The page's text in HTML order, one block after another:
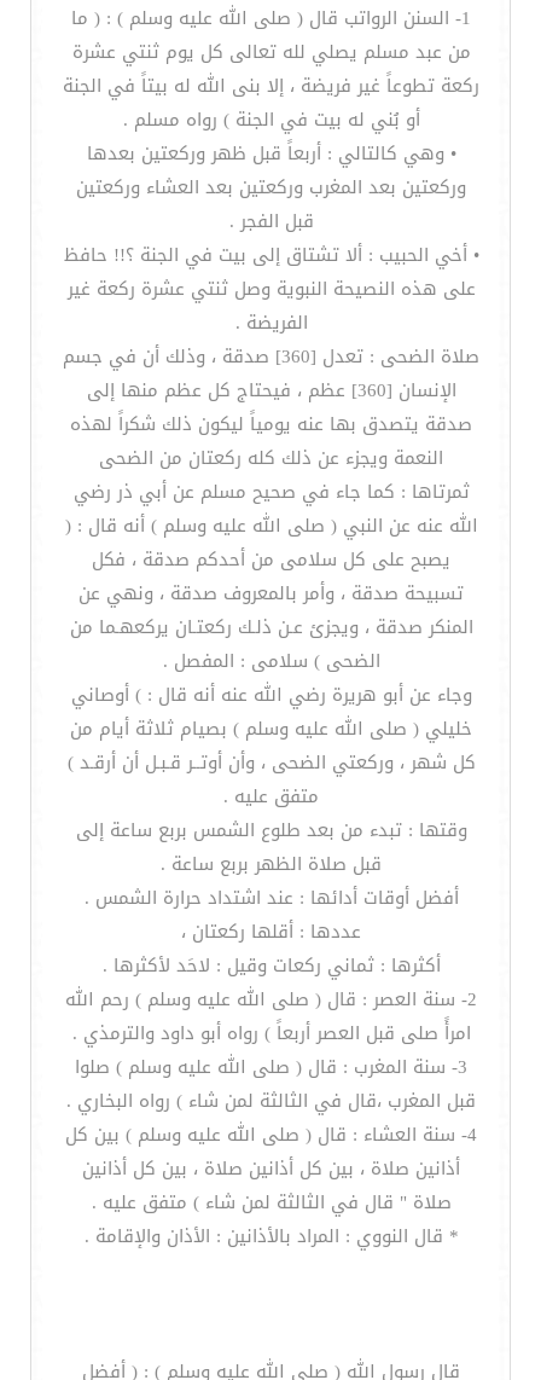
1- السنن الرواتب قال ( صلى الله عليه وسلم ) : ( ما
من عبد مسلم يصلي لله تعالى كل يوم ثنتي عشرة
ركعة تطوعاً غير فريضة ، إلا بنى الله له بيتاً في الجنة
أو بُني له بيت في الجنة ) رواه مسلم .
• وهي كالتالي : أربعاً قبل ظهر وركعتين بعدها
وركعتين بعد المغرب وركعتين بعد العشاء وركعتين
قبل الفجر .
• أخي الحبيب : ألا تشتاق إلى بيت في الجنة ؟!! حافظ
على هذه النصيحة النبوية وصل ثنتي عشرة ركعة غير
الفريضة .
صلاة الضحى : تعدل [360] صدقة ، وذلك أن في جسم
الإنسان [360] عظم ، فيحتاج كل عظم منها إلى
صدقة يتصدق بها عنه يومياً ليكون ذلك شكراً لهذه
النعمة ويجزء عن ذلك كله ركعتان من الضحى
ثمرتاها : كما جاء في صحيح مسلم عن أبي ذر رضي
الله عنه عن النبي ( صلى الله عليه وسلم ) أنه قال : (
يصبح على كل سلامى من أحدكم صدقة ، فكل
تسبيحة صدقة ، وأمر بالمعروف صدقة ، ونهي عن
المنكر صدقة ، ويجزئ عـن ذلـك ركعتـان يركعهـما من
الضحى ) سلامى : المفصل .
وجاء عن أبو هريرة رضي الله عنه أنه قال : ) أوصاني
خليلي ( صلى الله عليه وسلم ) بصيام ثلاثة أيام من
كل شهر ، وركعتي الضحى ، وأن أوتــر قـبـل أن أرقـد )
متفق عليه .
وقتها : تبدء من بعد طلوع الشمس بربع ساعة إلى
قبل صلاة الظهر بربع ساعة .
أفضل أوقات أدائها : عند اشتداد حرارة الشمس .
عددها : أقلها ركعتان ،
أكثرها : ثماني ركعات وقيل : لاحَد لأكثرها .
2- سنة العصر : قال ( صلى الله عليه وسلم ) رحم الله
امرأً صلى قبل العصر أربعاً ) رواه أبو داود والترمذي .
3- سنة المغرب : قال ( صلى الله عليه وسلم ) صلوا
قبل المغرب ،قال في الثالثة لمن شاء ) رواه البخاري .
4- سنة العشاء : قال ( صلى الله عليه وسلم ) بين كل
أذانين صلاة ، بين كل أذانين صلاة ، بين كل أذانين
صلاة " قال في الثالثة لمن شاء ) متفق عليه .
* قال النووي : المراد بالأذانين : الأذان والإقامة .
قال رسول الله ( صلى الله عليه وسلم ) : ( أفضل